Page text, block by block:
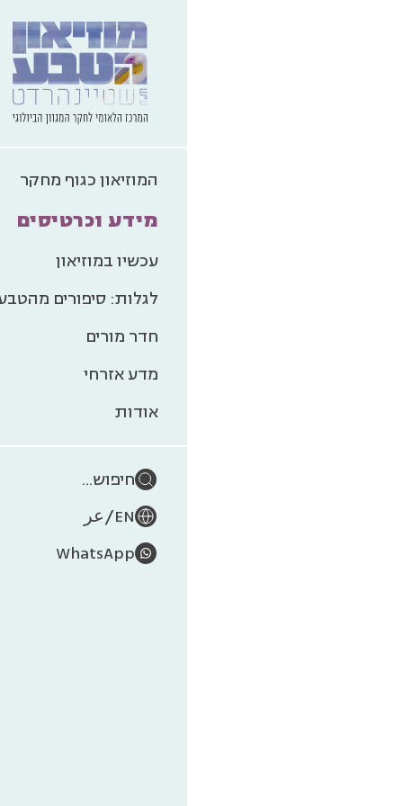
המוזיאון כגוף מחקר
מידע וכרטיסים
עכשיו במוזיאון
לגלות: סיפורים
חדר מורים
מדע אזרחי
אודות
חיפוש...
EN
/عر
WhatsApp
בר-